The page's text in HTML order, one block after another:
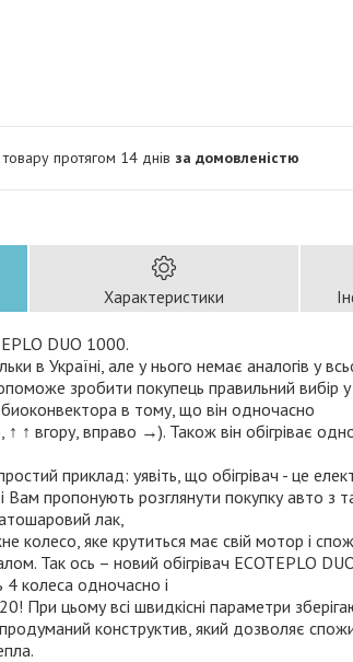
протягом 14 днів за домовленістю
Характеристики
DUO 1000.
в Україні, але у нього немає аналогів у
зробити покупець правильний вибір
биоконвектора в тому, що він одночасно
↑ ↑ вгору, вправо →). Також він обігріває
приклад: уявіть, що обігрівач - це
Вам пропонують розглянути покупку авто з
лак,
колесо, яке крутиться має свій мотор і
Так ось – новий обігрівач ECOTEPLO
4 колеса одночасно і
При цьому всі швидкісні параметри
конструктив, який дозволяє